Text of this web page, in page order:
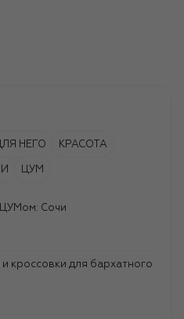
НЕГО КРАСОТА
ЦУМ
Сочи
кроссовки для бархатного